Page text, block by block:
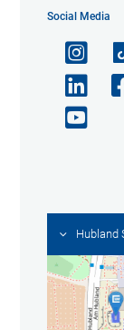
Social Media
Hubland